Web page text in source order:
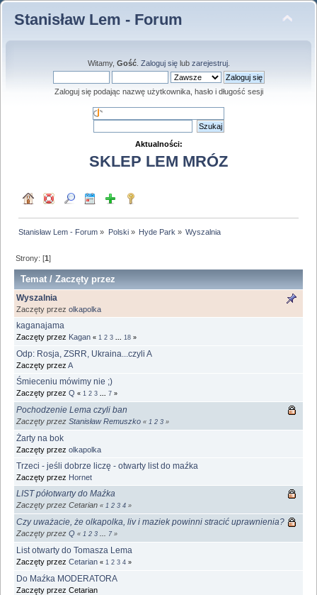
Stanisław Lem - Forum
Witamy, Gość. Zaloguj sięlub zarejestruj.
Zaloguj się podając nazwę użytkownika, hasło i długość sesji
Aktualności:
SKLEP LEM MRÓZ
Stanisław Lem - Forum » Polski» Hyde Park » Wyszalnia
Strony: [1]
Temat /Zaczęty przez
Wyszalnia
Zaczęty przez olkapolka
kaganajama
Zaczęty przez Kagan « 1 2 3 18 »
Odp: Rosja, ZSRR, Ukraina...czyli A
Zaczęty przez A
Śmieceniu mówimy nie ;)
Zaczęty przez Q « 1 2 3 7 »
Pochodzenie Lema czyli ban
Zaczęty przez Stanisław Remuszko « 1 2 3 »
Żarty na bok
Zaczęty przez olkapolka
Trzeci - jeśli dobrze liczę - otwarty list do maźka
Zaczęty przez Hornet
LIST półotwarty do Maźka
Zaczęty przez Cetarian « 1 2 3 4 »
Czy uważacie, że olkapolka, liv i maziek powinni stracić uprawnienia?
Zaczęty przez Q « 1 2 3 7»
List otwarty do Tomasza Lema
Zaczęty przez Cetarian « 1 2 3 4 »
Do Maźka MODERATORA
Zaczęty przez Cetarian